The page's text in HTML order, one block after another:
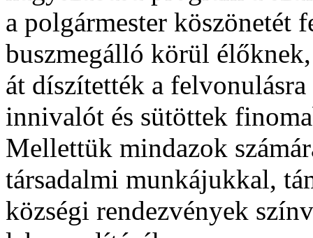
a polgármester köszönetét
buszmegálló körül
át díszítették a
innivalót és sütöttek
Mellettük mindazok
társadalmi munkájukkal,
községi rendezvények